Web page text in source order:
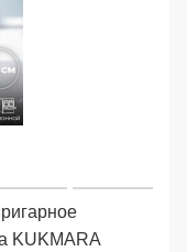
ультра" сго260а KUKMARA